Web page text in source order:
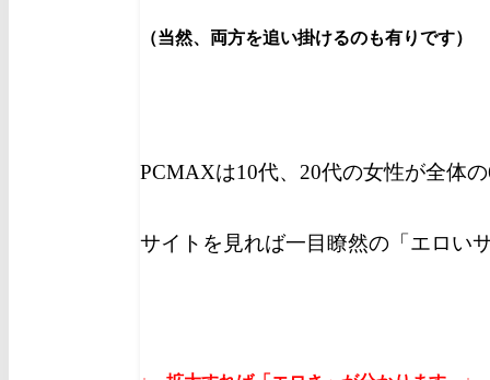
（当然、両方を追い掛けるのも有りです）
PCMAXは10代、20代の女性が全体
サイトを見れば一目瞭然の「エロい